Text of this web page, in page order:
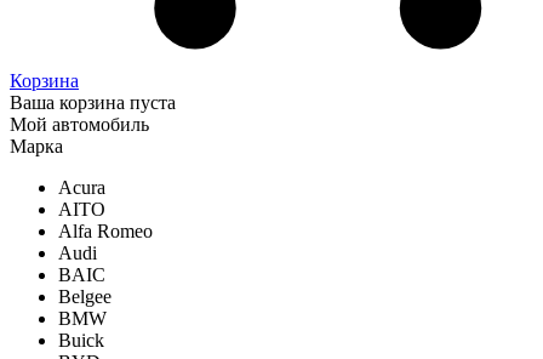
Корзина
Ваша корзина пуста
Мой автомобиль
Марка
Acura
AITO
Alfa Romeo
Audi
BAIC
Belgee
BMW
Buick